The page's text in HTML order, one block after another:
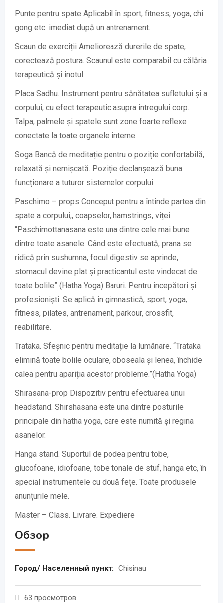
Punte pentru spate Aplicabil în sport, fitness, yoga, chi
gong etc. imediat după un antrenament.
Scaun de exerciții Ameliorează durerile de spate,
corectează postura. Scaunul este comparabil cu călăria
terapeutică și înotul.
Placa Sadhu. Instrument pentru sănătatea sufletului și a
corpului, cu efect terapeutic asupra întregului corp.
Talpa, palmele și spatele sunt zone foarte reflexe
conectate la toate organele interne.
Soga Bancă de meditație pentru o poziție confortabilă,
relaxată și nemișcată. Poziție declanșează buna
funcționare a tuturor sistemelor corpului.
Paschimo – props Conceput pentru a întinde partea din
spate a corpului,, coapselor, hamstrings, viței.
“Paschimottanasana este una dintre cele mai bune
dintre toate asanele. Când este efectuată, prana se
ridică prin sushumna, focul digestiv se aprinde,
stomacul devine plat și practicantul este vindecat de
toate bolile” (Hatha Yoga) Baruri. Pentru începători și
profesioniști. Se aplică în gimnastică, sport, yoga,
fitness, pilates, antrenament, parkour, crossfit,
reabilitare.
Trataka. Sfeșnic pentru meditație la lumânare. “Trataka
elimină toate bolile oculare, oboseala și lenea, închide
calea pentru apariția acestor probleme.”(Hatha Yoga)
Shirasana-prop Dispozitiv pentru efectuarea unui
headstand. Shirshasana este una dintre posturile
principale din hatha yoga, care este numită și regina
asanelor.
Hanga stand. Suportul de podea pentru tobe,
glucofoane, idiofoane, tobe tonale de stuf, hanga etc, în
special instrumentele cu două fețe. Toate produsele
anunțurile mele.
Master – Class. Livrare. Expediere
Обзор
Город/ Населенный пункт: Chisinau
63 просмотров